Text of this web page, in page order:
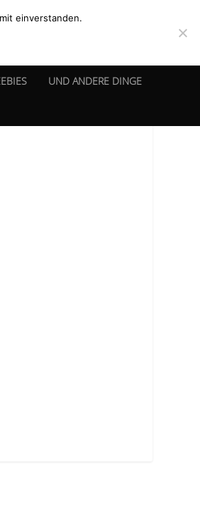
UND ANDERE DINGE
einverstanden.